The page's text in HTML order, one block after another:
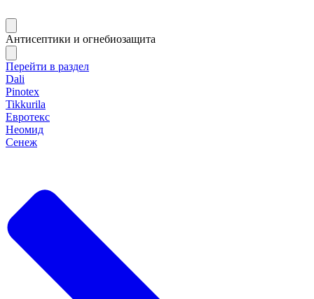
Антисептики и огнебиозащита
Перейти в раздел
Dali
Pinotex
Tikkurila
Евротекс
Неомид
Сенеж